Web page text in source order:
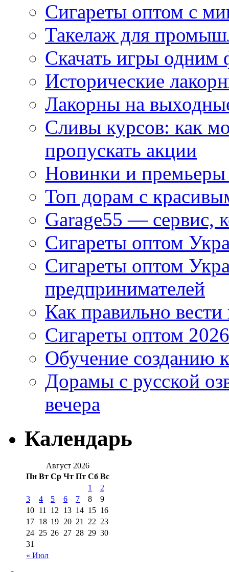
Сигареты оптом с
Такелаж для
Скачать игры одним
Исторические
Лакорны на
Сливы курсов: как
пропускать акции
Новинки и
Топ дорам с
Garage55 — сервис,
Сигареты оптом
Сигареты оптом
предпринимателей
Как правильно
Сигареты оптом
Обучение созданию
Дорамы с русской
вечера
Календарь
Август 2026
Пн Вт Ср Чт Пт Сб Вс
« Июл
1
2
3
4 5 6 7 8
9
10 11 12 13 14 15 16
17 18 19 20 21 22 23
24 25 26 27 28 29 30
31